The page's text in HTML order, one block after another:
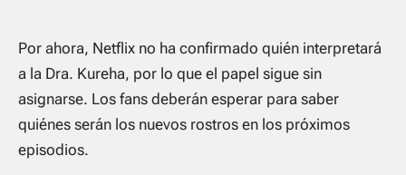
Por ahora, Netflix no ha confirmado quién interpretará
a la Dra. Kureha, por lo que el papel sigue sin
asignarse. Los fans deberán esperar para saber
quiénes serán los nuevos rostros en los próximos
episodios.